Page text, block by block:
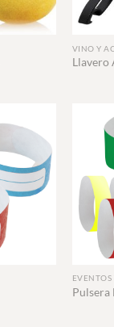
VINO Y
Llavero
EVENTOS
Pulsera